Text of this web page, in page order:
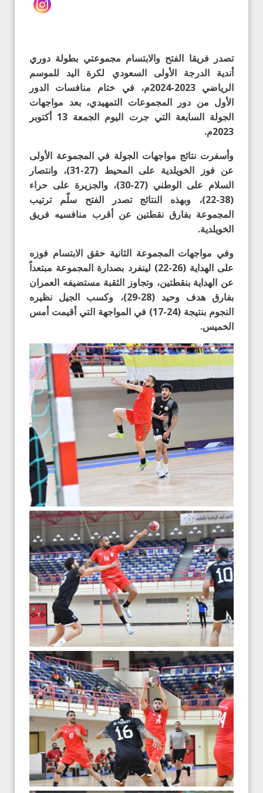
تصدر فريقا الفتح والابتسام مجموعتي بطولة دوري
أندية الدرجة الأولى السعودي لكرة اليد للموسم
الرياضي 2023-2024م، في ختام منافسات الدور
الأول من دور المجموعات التمهيدي، بعد مواجهات
الجولة السابعة التي جرت اليوم الجمعة 13 أكتوبر
2023م.
وأسفرت نتائج مواجهات الجولة في المجموعة الأولى
عن فوز الخويلدية على المحيط (27-31)، وانتصار
السلام على الوطني (27-30)، والجزيرة على حراء
(38-22)، وبهذه النتائج تصدر الفتح سلّم ترتيب
المجموعة بفارق نقطتين عن أقرب منافسيه فريق
الخويلدية.
وفي مواجهات المجموعة الثانية حقق الابتسام فوزه
على الهداية (26-22) لينفرد بصدارة المجموعة مبتعداً
عن الهداية بنقطتين، وتجاوز الثقبة مستضيفه العمران
بفارق هدف وحيد (28-29)، وكسب الجيل نظيره
النجوم بنتيجة (24-17) في المواجهة التي أقيمت أمس
الخميس.